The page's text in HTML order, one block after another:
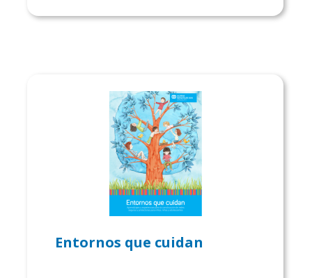
Entornos que cuidan